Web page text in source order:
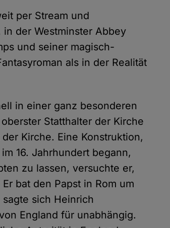
per Stream und
der Westminster Abbey
und seiner magisch-
als in der Realität
in einer ganz besonderen
Statthalter der Kirche
Kirche. Eine Konstruktion,
16. Jahrhundert begann,
zu lassen, versuchte er,
bat den Papst in Rom um
sich Heinrich
England für unabhängig.